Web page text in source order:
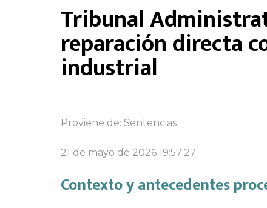
Tribunal
reparación directa
industrial
Proviene de: Sentencias
21 de mayo de 2026 19:57:27
Contexto y antecedentes